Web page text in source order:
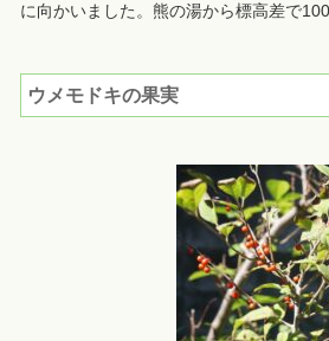
に向かいました。熊の湯から標高差で100
ウメモドキの果実